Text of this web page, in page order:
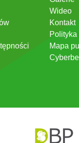
Wideo
Kontakt
Mapa